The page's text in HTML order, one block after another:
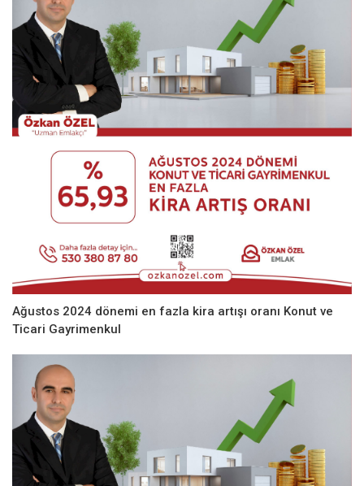
Ağustos 2024 dönemi en fazla kira artışı oranı Konut ve
Ticari Gayrimenkul